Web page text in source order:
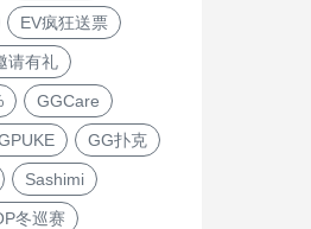
EV疯狂送票
请有礼
GGCare
GG扑克
Sashimi
冬巡赛